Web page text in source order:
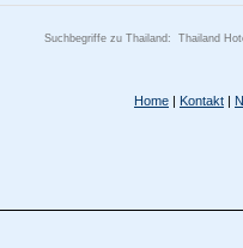
Suchbegriffe zu Thailand: Thailand
Home | Kontakt |